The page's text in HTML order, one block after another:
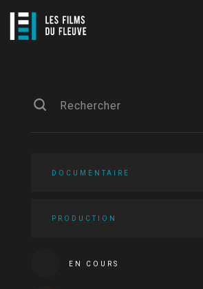
DOCUMENTAIRE
PRODUCTION
EN COURS